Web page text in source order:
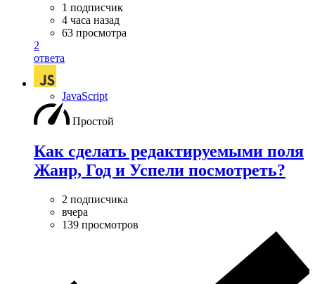
1 подписчик
4 часа назад
63 просмотра
2
ответа
JavaScript
Простой
Как сделать редактируемыми поля
Жанр, Год и Успели посмотреть?
2 подписчика
вчера
139 просмотров